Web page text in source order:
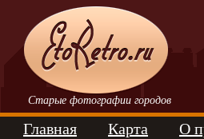
Старые фотографии городов
Главная Карта О